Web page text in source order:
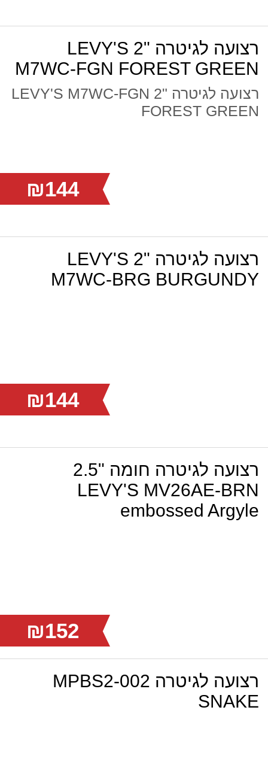
רצועה לגיטרה "2 LEVY'S
M7WC-FGN FOREST GREEN
רצועה לגיטרה "2 LEVY'S M7WC-FGN
FOREST GREEN
₪144
רצועה לגיטרה "2 LEVY'S
M7WC-BRG BURGUNDY
₪144
רצועה לגיטרה חומה "2.5
LEVY'S MV26AE-BRN
embossed Argyle
₪152
רצועה לגיטרה MPBS2-002
SNAKE